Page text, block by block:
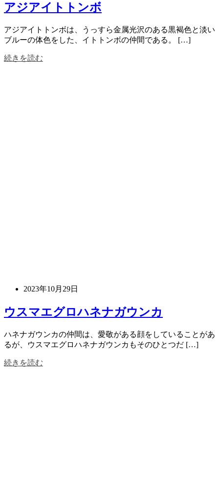
アジアイトトンボ
アジアイトトンボは、うっすら金属光沢のある黒褐色と淡い
ブルーの体色をした、イトトンボの仲間である。 […]
続きを読む
2023年10月29日
ウスマエグロハネナガウンカ
ハネナガウンカの仲間は、愛敬がある顔をしていることがあ
るが、ウスマエグロハネナガウンカもそのひとつだ […]
続きを読む